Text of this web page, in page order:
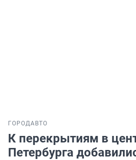
ГОРОДАВТО
К перекрытиям в
Петербурга